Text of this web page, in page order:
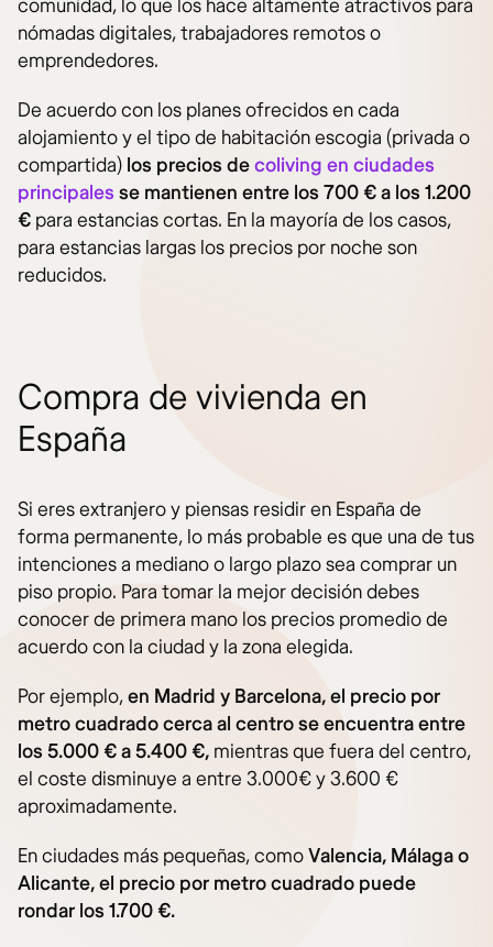
comunidad, lo que los hace altamente atractivos para
nómadas digitales, trabajadores remotos o
emprendedores.
De acuerdo con los planes ofrecidos en cada
alojamiento y el tipo de habitación escogia (privada o
compartida) los precios decoliving en ciudades
principales se mantienen entre los 700 € a los 1.200
€ para estancias cortas. En la mayoría de los casos,
para estancias largas los precios por noche son
reducidos.
Compra de vivienda en
España
Si eres extranjero y piensas residir en España de
forma permanente, lo más probable es que una de tus
intenciones a mediano o largo plazo sea comprar un
piso propio. Para tomar la mejor decisión debes
conocer de primera mano los precios promedio de
acuerdo con la ciudad y la zona elegida.
Por ejemplo,en Madrid y Barcelona, el precio por
metro cuadrado cerca al centro se encuentra entre
los 5.000 € a 5.400 €, mientras que fuera del centro,
el coste disminuye a entre 3.000€ y 3.600 €
aproximadamente.
En ciudades más pequeñas, comoValencia, Málaga o
Alicante, el precio por metro cuadrado puede
rondar los 1.700 €.